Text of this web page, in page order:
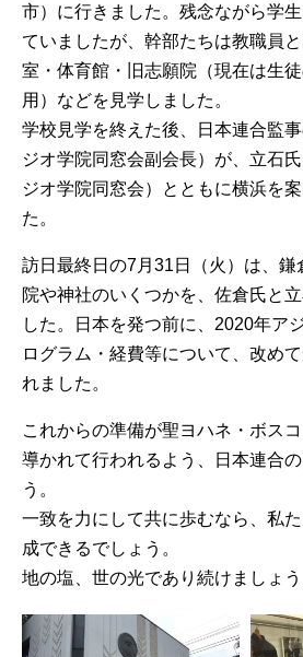
市）に行きました。残念ながら学
ていましたが、幹部たちは教職員
室・体育館・旧志願院（現在は生
用）などを見学しました。
学校見学を終えた後、日本連合監
ジオ学院同窓会副会長）が、立石
ジオ学院同窓会）とともに横浜を
た。
訪日最終日の7月31日（火）は、鎌
院や神社のいくつかを、佐倉氏と
した。日本を発つ前に、2020年ア
ログラム・経費等について、改め
れました。
これからの準備が聖ヨハネ・ボス
導かれて行われるよう、日本連合
う。
一致を力にして共に歩むなら、私
成できるでしょう。
地の塩、世の光であり続けましょう